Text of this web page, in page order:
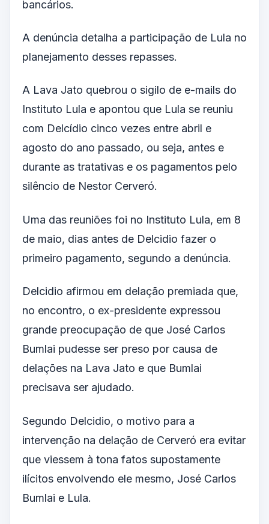
bancários.
A denúncia detalha a participação de Lula no
planejamento desses repasses.
A Lava Jato quebrou o sigilo de e-mails do
Instituto Lula e apontou que Lula se reuniu
com Delcídio cinco vezes entre abril e
agosto do ano passado, ou seja, antes e
durante as tratativas e os pagamentos pelo
silêncio de Nestor Cerveró.
Uma das reuniões foi no Instituto Lula, em 8
de maio, dias antes de Delcidio fazer o
primeiro pagamento, segundo a denúncia.
Delcidio afirmou em delação premiada que,
no encontro, o ex-presidente expressou
grande preocupação de que José Carlos
Bumlai pudesse ser preso por causa de
delações na Lava Jato e que Bumlai
precisava ser ajudado.
Segundo Delcidio, o motivo para a
intervenção na delação de Cerveró era evitar
que viessem à tona fatos supostamente
ilícitos envolvendo ele mesmo, José Carlos
Bumlai e Lula.